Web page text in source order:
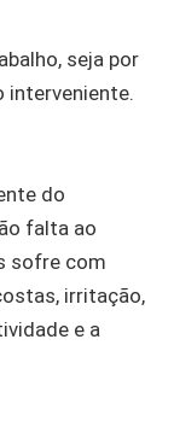
seja por
interveniente.
do
falta ao
sofre com
irritação,
e a